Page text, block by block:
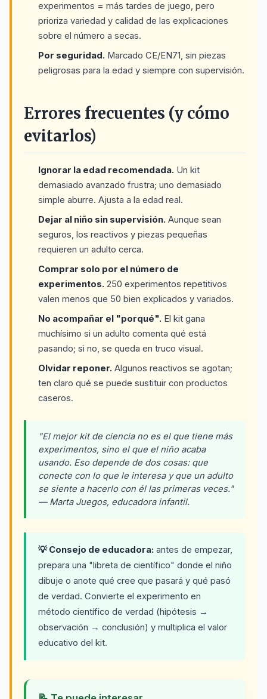
experimentos = más tardes de juego, pero
prioriza variedad y calidad de las explicaciones
sobre el número a secas.
Por seguridad. Marcado CE/EN71, sin piezas
peligrosas para la edad y siempre con supervisión.
Errores frecuentes (y cómo
evitarlos)
Ignorar la edad recomendada. Un kit
demasiado avanzado frustra; uno demasiado
simple aburre. Ajusta a la edad real.
Dejar al niño sin supervisión. Aunque sean
seguros, los reactivos y piezas pequeñas
requieren un adulto cerca.
Comprar solo por el número de
experimentos. 250 experimentos repetitivos
valen menos que 50 bien explicados y variados.
No acompañar el "porqué". El kit gana
muchísimo si un adulto comenta qué está
pasando; si no, se queda en truco visual.
Olvidar reponer. Algunos reactivos se agotan;
ten claro qué se puede sustituir con productos
caseros.
"El mejor kit de ciencia no es el que tiene más
experimentos, sino el que el niño acaba
usando. Eso depende de dos cosas: que
conecte con lo que le interesa y que un adulto
se siente a hacerlo con él las primeras veces."
— Marta Juegos, educadora infantil.
💡 Consejo de educadora: antes de empezar,
prepara una "libreta de científico" donde el niño
dibuje o anote qué cree que pasará y qué pasó
de verdad. Convierte el experimento en
método científico de verdad (hipótesis →
observación → conclusión) y multiplica el valor
educativo del kit.